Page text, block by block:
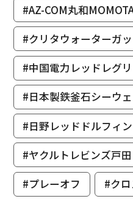
#AZ-COM丸和
#クリタウォーターガ
#中国電力レッドレグ
#日本製鉄釜石シーウ
#日野レッドドルフィ
#ヤクルトレビンズ戸田
#プレーオフ
#ク